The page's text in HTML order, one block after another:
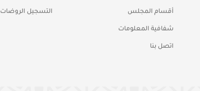
أقسام المجلس
شفافية المعلومات
اتصل بنا
التسجيل الروضات